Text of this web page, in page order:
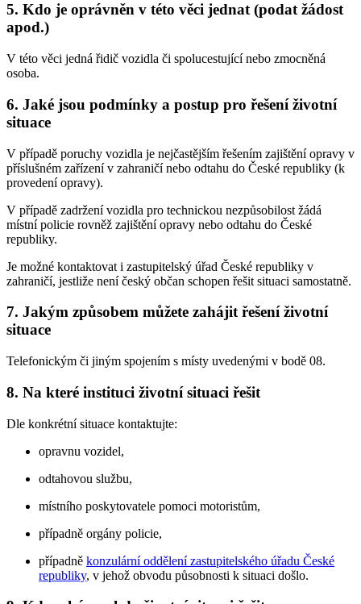
5. Kdo je oprávněn v této věci jednat (podat žádost
apod.)
V této věci jedná řidič vozidla či spolucestující nebo zmocněná
osoba.
6. Jaké jsou podmínky a postup pro řešení životní
situace
V případě poruchy vozidla je nejčastějším řešením zajištění opravy v
příslušném zařízení v zahraničí nebo odtahu do České republiky (k
provedení opravy).
V případě zadržení vozidla pro technickou nezpůsobilost žádá
místní policie rovněž zajištění opravy nebo odtahu do České
republiky.
Je možné kontaktovat i zastupitelský úřad České republiky v
zahraničí, jestliže není český občan schopen řešit situaci samostatně.
7. Jakým způsobem můžete zahájit řešení životní
situace
Telefonickým či jiným spojením s místy uvedenými v bodě 08.
8. Na které instituci životní situaci řešit
Dle konkrétní situace kontaktujte:
opravnu vozidel,
odtahovou službu,
místního poskytovatele pomoci motoristům,
případně orgány policie,
případně konzulární oddělení zastupitelského úřadu České
republiky, v jehož obvodu působnosti k situaci došlo.